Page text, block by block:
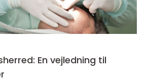
En vejledning til